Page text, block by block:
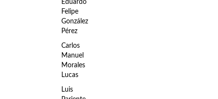
Eduardo
Felipe
González
Pérez
Carlos
Manuel
Morales
Lucas
Luis